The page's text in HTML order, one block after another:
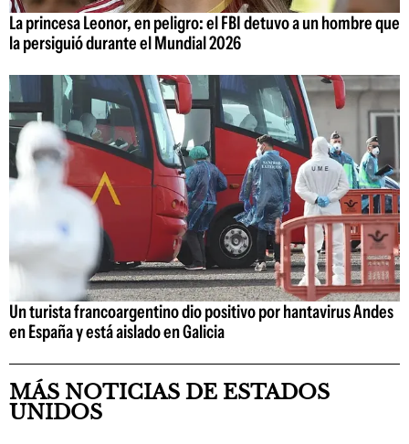
La princesa Leonor, en peligro: el FBI detuvo a un hombre que
la persiguió durante el Mundial 2026
Un turista francoargentino dio positivo por hantavirus Andes
en España y está aislado en Galicia
MÁS NOTICIAS DE ESTADOS
UNIDOS